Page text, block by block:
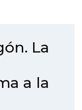
La
a la